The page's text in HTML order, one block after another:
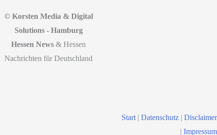
© Korsten Media & Digital
Solutions - Hamburg
Hessen News & Hessen
Nachrichten für Deutschland
Start | Datenschutz | Disclaimer
| Impressum